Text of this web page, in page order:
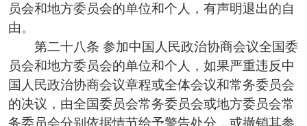
员会和地方委员会的单位和个人，有声明退出的自
由。
第二十八条 参加中国人民政治协商会议全国委
员会和地方委员会的单位和个人，如果严重违反中
国人民政治协商会议章程或全体会议和常务委员会
的决议，由全国委员会常务委员会或地方委员会常
务委员会分别依据情节给予警告处分，或撤销其参